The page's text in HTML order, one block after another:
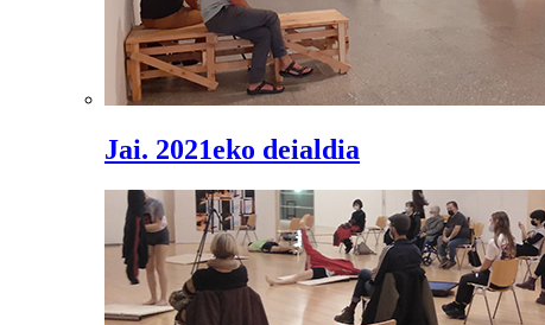
Jai. 2021eko deialdia